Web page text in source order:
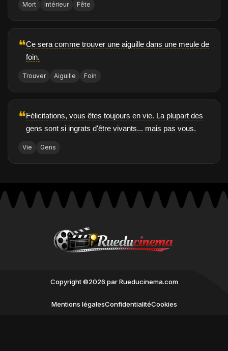
Mort Intérieur Fête
❝Ce sera comme trouver une aiguille dans une meule de
foin.
Trouver Aiguille Foin
❝Félicitations, vous êtes toujours en vie. La plupart des
gens sont si ingrats d'être vivants... mais pas vous.
Vie Gens
Copyright ©2026 par Rueducinema.com
Mentions légalesConfidentialitéCookies